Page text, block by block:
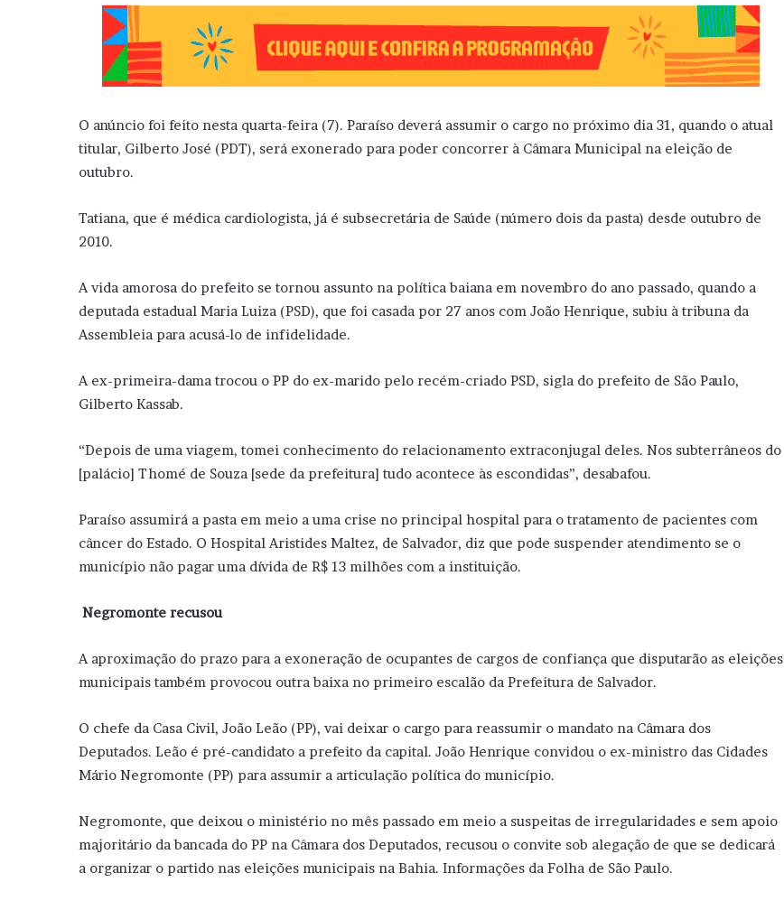
O anúncio foi feito nesta quarta-feira (7). Paraíso deverá assumir o cargo no próximo dia 31, quando o atual
titular, Gilberto José (PDT), será exonerado para poder concorrer à Câmara Municipal na eleição de
outubro.
Tatiana, que é médica cardiologista, já é subsecretária de Saúde (número dois da pasta) desde outubro de
2010.
A vida amorosa do prefeito se tornou assunto na política baiana em novembro do ano passado, quando a
deputada estadual Maria Luiza (PSD), que foi casada por 27 anos com João Henrique, subiu à tribuna da
Assembleia para acusá-lo de infidelidade.
A ex-primeira-dama trocou o PP do ex-marido pelo recém-criado PSD, sigla do prefeito de São Paulo,
Gilberto Kassab.
“Depois de uma viagem, tomei conhecimento do relacionamento extraconjugal deles. Nos subterrâneos do
[palácio] Thomé de Souza [sede da prefeitura] tudo acontece às escondidas”, desabafou.
Paraíso assumirá a pasta em meio a uma crise no principal hospital para o tratamento de pacientes com
câncer do Estado. O Hospital Aristides Maltez, de Salvador, diz que pode suspender atendimento se o
município não pagar uma dívida de R$ 13 milhões com a instituição.
Negromonte recusou
A aproximação do prazo para a exoneração de ocupantes de cargos de confiança que disputarão as eleições
municipais também provocou outra baixa no primeiro escalão da Prefeitura de Salvador.
O chefe da Casa Civil, João Leão (PP), vai deixar o cargo para reassumir o mandato na Câmara dos
Deputados. Leão é pré-candidato a prefeito da capital. João Henrique convidou o ex-ministro das Cidades
Mário Negromonte (PP) para assumir a articulação política do município.
Negromonte, que deixou o ministério no mês passado em meio a suspeitas de irregularidades e sem apoio
majoritário da bancada do PP na Câmara dos Deputados, recusou o convite sob alegação de que se dedicará
a organizar o partido nas eleições municipais na Bahia. Informações da Folha de São Paulo.